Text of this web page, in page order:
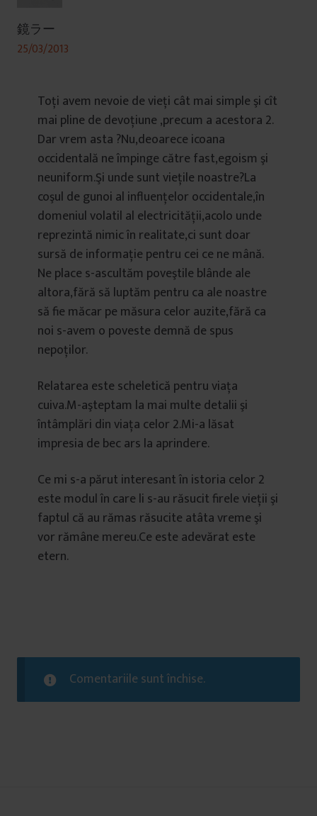
鏡ラー
25/03/2013
Toţi avem nevoie de vieţi cât mai simple şi cît
mai pline de devoţiune ,precum a acestora 2.
Dar vrem asta ?Nu,deoarece icoana
occidentală ne împinge către fast,egoism şi
neuniform.Şi unde sunt vieţile noastre?La
coşul de gunoi al influenţelor occidentale,în
domeniul volatil al electricităţii,acolo unde
reprezintă nimic în realitate,ci sunt doar
sursă de informaţie pentru cei ce ne mână.
Ne place s-ascultăm poveştile blânde ale
altora,fără să luptăm pentru ca ale noastre
să fie măcar pe măsura celor auzite,fără ca
noi s-avem o poveste demnă de spus
nepoţilor.
Relatarea este scheletică pentru viaţa
cuiva.M-aşteptam la mai multe detalii şi
întâmplări din viaţa celor 2.Mi-a lăsat
impresia de bec ars la aprindere.
Ce mi s-a părut interesant în istoria celor 2
este modul în care li s-au răsucit firele vieţii şi
faptul că au rămas răsucite atâta vreme şi
vor rămâne mereu.Ce este adevărat este
etern.
Comentariile sunt închise.